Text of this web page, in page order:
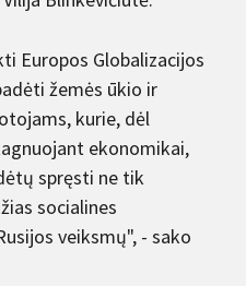
Europos Globalizacijos
žemės ūkio ir
kurie, dėl
ekonomikai,
spręsti ne tik
socialines
veiksmų", - sako